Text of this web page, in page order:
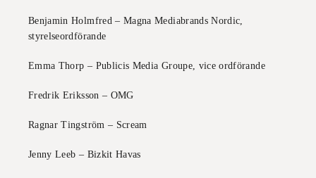
Benjamin Holmfred – Magna Mediabrands Nordic,
styrelseordförande
Emma Thorp – Publicis Media Groupe, vice ordförande
Fredrik Eriksson – OMG
Ragnar Tingström – Scream
Jenny Leeb – Bizkit Havas